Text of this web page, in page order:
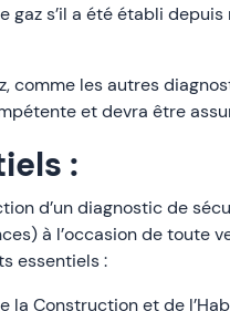
gaz s’il a été établi
comme les autres
et devra être
:
d’un diagnostic de
à l’occasion de toute
essentiels :
la Construction et de